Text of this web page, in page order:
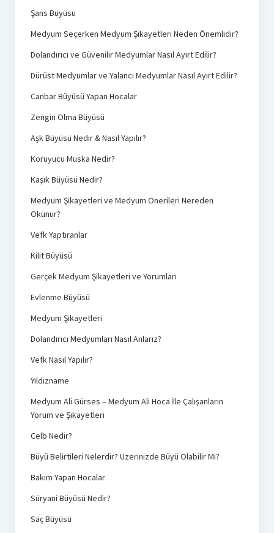
Şans Büyüsü
Medyum Seçerken Medyum Şikayetleri Neden Önemlidir?
Dolandırıcı ve Güvenilir Medyumlar Nasıl Ayırt Edilir?
Dürüst Medyumlar ve Yalancı Medyumlar Nasıl Ayırt Edilir?
Canbar Büyüsü Yapan Hocalar
Zengin Olma Büyüsü
Aşk Büyüsü Nedir & Nasıl Yapılır?
Koruyucu Muska Nedir?
Kaşık Büyüsü Nedir?
Medyum Şikayetleri ve Medyum Önerileri Nereden
Okunur?
Vefk Yaptıranlar
Kilit Büyüsü
Gerçek Medyum Şikayetleri ve Yorumları
Evlenme Büyüsü
Medyum Şikayetleri
Dolandırıcı Medyumları Nasıl Anlarız?
Vefk Nasıl Yapılır?
Yıldızname
Medyum Ali Gürses – Medyum Ali Hoca İle Çalışanların
Yorum ve Şikayetleri
Celb Nedir?
Büyü Belirtileri Nelerdir? Üzerinizde Büyü Olabilir Mi?
Bakım Yapan Hocalar
Süryani Büyüsü Nedir?
Saç Büyüsü